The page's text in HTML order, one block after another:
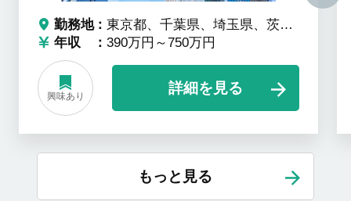
勤務地
東京都、千葉県、埼玉県、茨城県、栃木県、群馬県、神奈川県
年収
390万円～750万円
興味あり
詳細を見る
もっと見る